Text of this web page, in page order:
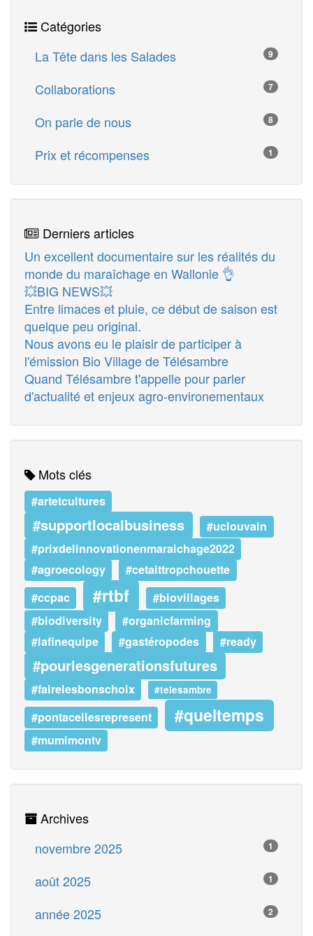
Catégories
9
La Tête dans les Salades
7
Collaborations
8
On parle de nous
1
Prix et récompenses
Derniers articles
Un excellent documentaire sur les réalités du
monde du maraîchage en Wallonie 👌
💥BIG NEWS💥
Entre limaces et pluie, ce début de saison est
quelque peu original.
Nous avons eu le plaisir de participer à
l'émission Bio Village de Télésambre
Quand Télésambre t'appelle pour parler
d'actualité et enjeux agro-environementaux
Mots clés
#artetcultures
#supportlocalbusiness
#uclouvain
#prixdelinnovationenmaraichage2022
#agroecology
#cetaittropchouette
#ccpac
#rtbf
#biovillages
#biodiversity
#organicfarming
#lafinequipe
#gastéropodes #ready
#pourlesgenerationsfutures
#fairelesbonschoix #telesambre
#pontacellesrepresent #queltemps
#mumimontv
Archives
1
novembre 2025
1
août 2025
2
année 2025